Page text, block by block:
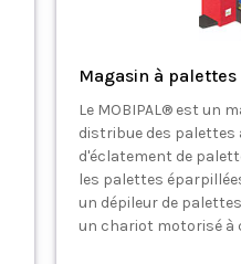
Magasin à
Le MOBIPAL® est un
distribue des palettes
d'éclatement de
les palettes
un dépileur de
un chariot motorisé à